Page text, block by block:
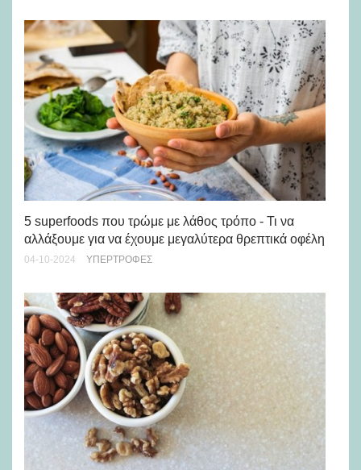
5 superfoods που τρώμε με λάθος τρόπο - Τι να
αλλάξουμε για να έχουμε μεγαλύτερα θρεπτικά οφέλη
04-10-2024 ΥΠΕΡΤΡΟΦΈΣ